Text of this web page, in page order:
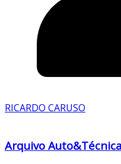
RICARDO CARUSO
Arquivo